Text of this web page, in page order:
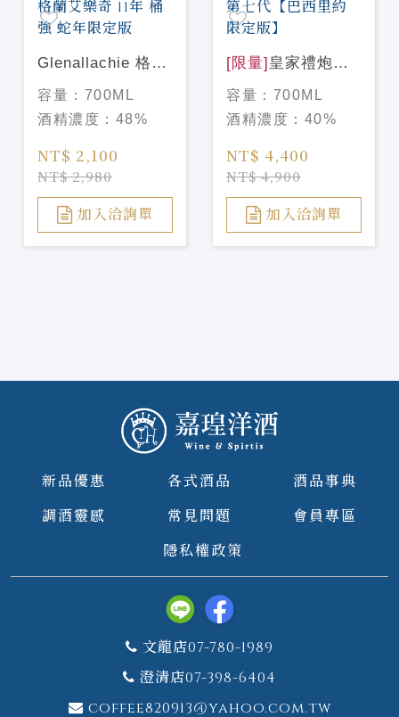
Glenallachie 格蘭
艾樂奇 11年 桶強
蛇年限定版
容量： 700ML
酒精濃度： 48%
NT$ 2,100
NT$ 2,980
加入洽詢單
[限量] 皇家禮炮馬
球系列第七代【巴
西里約限定版】
容量： 700ML
酒精濃度： 40%
NT$ 4,400
NT$ 4,900
加入洽詢單
新品優惠 各式酒品
酒品事典
調酒靈感
常見問題
會員專區
隱私權政策
文龍店07-780-1989
澄清店07-398-6404
coffee820913@yahoo.com.tw